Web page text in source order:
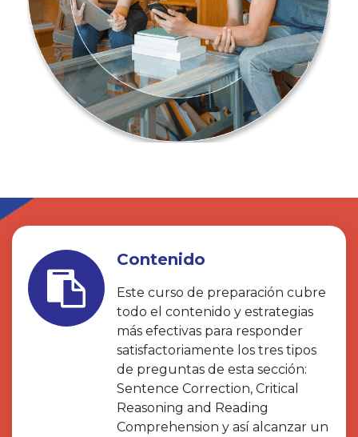
Contenido
Este curso de preparación cubre
todo el contenido y estrategias
más efectivas para responder
satisfactoriamente los tres tipos
de preguntas de esta sección:
Sentence Correction, Critical
Reasoning and Reading
Comprehension y así alcanzar un